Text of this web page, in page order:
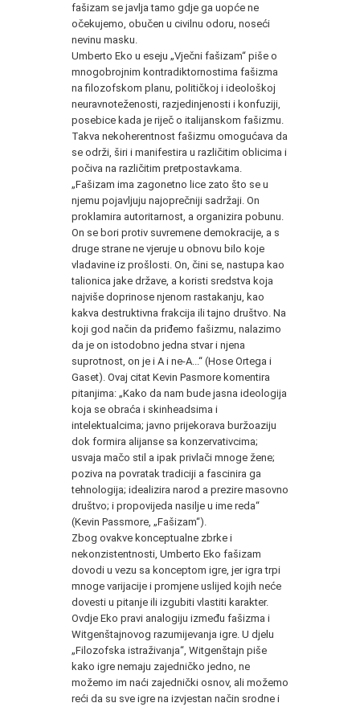
fašizam se javlja tamo gdje ga uopće ne
očekujemo, obučen u civilnu odoru, noseći
nevinu masku.
Umberto Eko u eseju „Vječni fašizam“ piše o
mnogobrojnim kontradiktornostima fašizma
na filozofskom planu, političkoj i ideološkoj
neuravnoteženosti, razjedinjenosti i konfuziji,
posebice kada je riječ o italijanskom fašizmu.
Takva nekoherentnost fašizmu omogućava da
se održi, širi i manifestira u različitim oblicima i
počiva na različitim pretpostavkama.
„Fašizam ima zagonetno lice zato što se u
njemu pojavljuju najoprečniji sadržaji. On
proklamira autoritarnost, a organizira pobunu.
On se bori protiv suvremene demokracije, a s
druge strane ne vjeruje u obnovu bilo koje
vladavine iz prošlosti. On, čini se, nastupa kao
talionica jake države, a koristi sredstva koja
najviše doprinose njenom rastakanju, kao
kakva destruktivna frakcija ili tajno društvo. Na
koji god način da priđemo fašizmu, nalazimo
da je on istodobno jedna stvar i njena
suprotnost, on je i A i ne-A...“ (Hose Ortega i
Gaset). Ovaj citat Kevin Pasmore komentira
pitanjima: „Kako da nam bude jasna ideologija
koja se obraća i skinheadsima i
intelektualcima; javno prijekorava buržoaziju
dok formira alijanse sa konzervativcima;
usvaja mačo stil a ipak privlači mnoge žene;
poziva na povratak tradiciji a fascinira ga
tehnologija; idealizira narod a prezire masovno
društvo; i propovijeda nasilje u ime reda“
(Kevin Passmore, „Fašizam“).
Zbog ovakve konceptualne zbrke i
nekonzistentnosti, Umberto Eko fašizam
dovodi u vezu sa konceptom igre, jer igra trpi
mnoge varijacije i promjene uslijed kojih neće
dovesti u pitanje ili izgubiti vlastiti karakter.
Ovdje Eko pravi analogiju između fašizma i
Witgenštajnovog razumijevanja igre. U djelu
„Filozofska istraživanja“, Witgenštajn piše
kako igre nemaju zajedničko jedno, ne
možemo im naći zajednički osnov, ali možemo
reći da su sve igre na izvjestan način srodne i